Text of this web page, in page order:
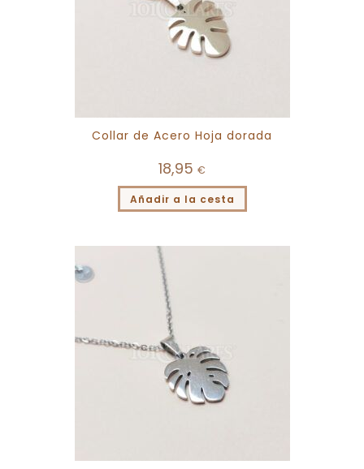
Collar de Acero Hoja dorada
18,95 €
Añadir a la cesta